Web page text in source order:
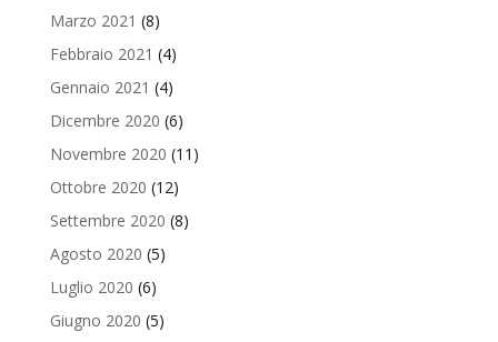
Marzo 2021 (8)
Febbraio 2021 (4)
Gennaio 2021 (4)
Dicembre 2020 (6)
Novembre 2020 (11)
Ottobre 2020 (12)
Settembre 2020 (8)
Agosto 2020 (5)
Luglio 2020 (6)
Giugno 2020 (5)